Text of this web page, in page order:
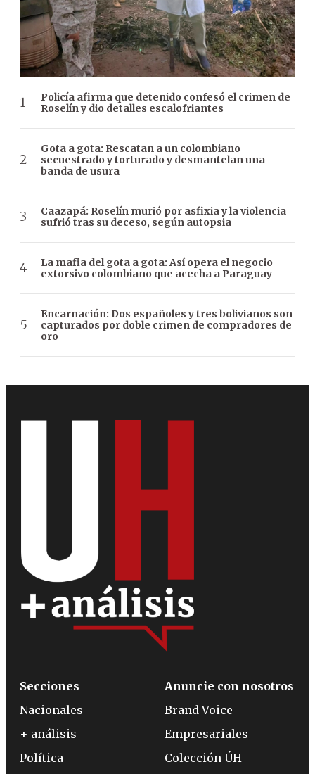
Policía afirma que detenido confesó el crimen de
Roselín y dio detalles escalofriantes
Gota a gota: Rescatan a un colombiano
secuestrado y torturado y desmantelan una
banda de usura
Caazapá: Roselín murió por asfixia y la violencia
sufrió tras su deceso, según autopsia
La mafia del gota a gota: Así opera el negocio
extorsivo colombiano que acecha a Paraguay
Encarnación: Dos españoles y tres bolivianos son
capturados por doble crimen de compradores de
oro
Secciones
Nacionales
+ análisis
Política
Anuncie con nosotros
Brand Voice
Empresariales
Colección ÚH